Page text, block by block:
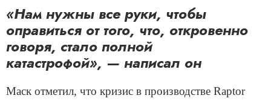
«Нам нужны все руки, чтобы
оправиться от того, что, откровенно
говоря, стало полной
катастрофой», — написал он
Маск отметил, что кризис в производстве Raptor